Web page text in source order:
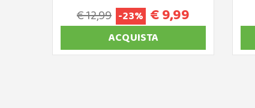
€ 12,99 -23% € 9,99
ACQUISTA